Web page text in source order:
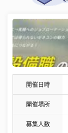
開催日時
開催場所
募集人数